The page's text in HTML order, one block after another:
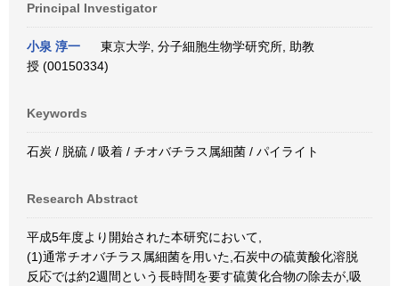
Principal Investigator
小泉 淳一
東京大学, 分子細胞生物学研究所, 助教
授 (00150334)
Keywords
石炭 / 脱硫 / 吸着 / チオバチラス属細菌 / パイライト
Research Abstract
平成5年度より開始された本研究において,
(1)通常チオバチラス属細菌を用いた,石炭中の硫黄酸化溶脱
反応では約2週間という長時間を要す硫黄化合物の除去が,吸